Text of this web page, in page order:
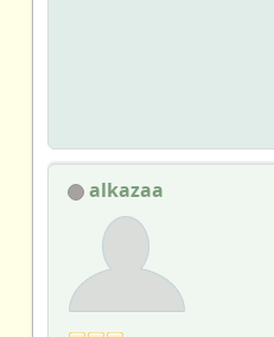
alkazaa